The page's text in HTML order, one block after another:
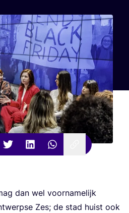
dan wel voor­na­me­lijk
Zes; de stad huist ook